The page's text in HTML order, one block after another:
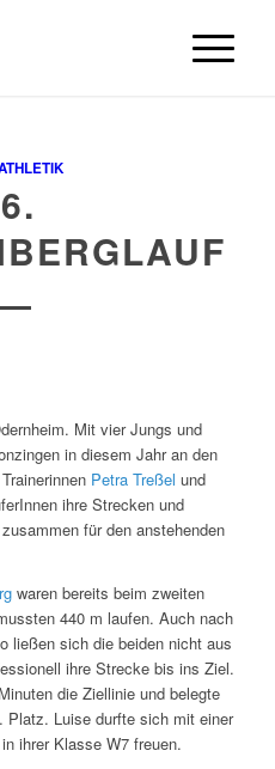
Mit vier Jungs und
in diesem Jahr an den
Petra Treßel und
ihre Strecken und
für den anstehenden
waren bereits beim zweiten
440 m laufen. Auch nach
ließen sich die beiden nicht aus
ihre Strecke bis ins Ziel.
die Ziellinie und belegte
Luise durfte sich mit einer
ihrer Klasse W7 freuen.